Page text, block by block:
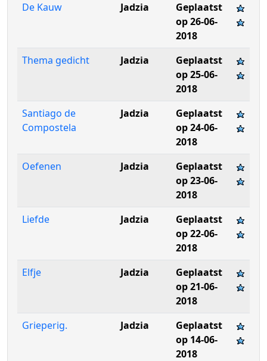
De Kauw
Jadzia
Geplaatst
op 26-06-
2018
Thema gedicht
Jadzia
Geplaatst
op 25-06-
2018
Santiago de
Compostela
Jadzia
Geplaatst
op 24-06-
2018
Oefenen
Jadzia
Geplaatst
op 23-06-
2018
Liefde
Jadzia
Geplaatst
op 22-06-
2018
Elfje
Jadzia
Geplaatst
op 21-06-
2018
Grieperig.
Jadzia
Geplaatst
op 14-06-
2018